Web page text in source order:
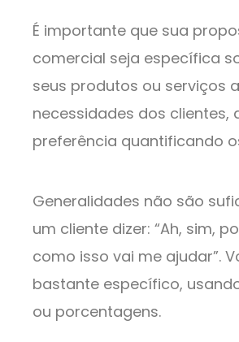
É importante que sua
comercial seja específica
seus produtos ou serviços
necessidades dos clientes,
preferência quantificando
Generalidades não são
um cliente dizer: “Ah, sim,
como isso vai me ajudar”.
bastante específico,
ou porcentagens.